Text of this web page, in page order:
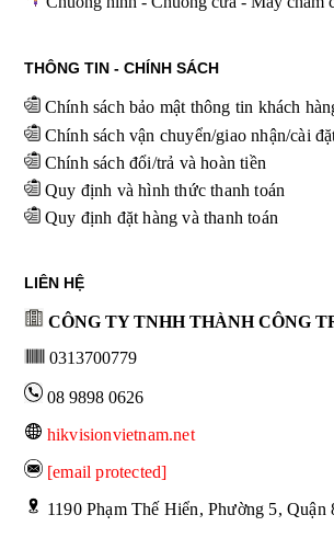
THÔNG TIN - CHÍNH SÁCH
Chính sách bảo mật thông tin khách
Chính sách vận chuyển/giao nhận/cài
Chính sách đổi/trả và hoàn tiền
Quy định và hình thức thanh toán
Quy định đặt hàng và thanh toán
LIÊN HỆ
CÔNG TY TNHH THÀNH CÔNG
0313700779
08 9898 0626
hikvisionvietnam.net
[email protected]
1190 Phạm Thế Hiển, Phường 5, Quận